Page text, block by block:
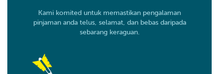
Kami komited untuk memastikan pengalaman
pinjaman anda telus, selamat, dan bebas daripada
sebarang keraguan.